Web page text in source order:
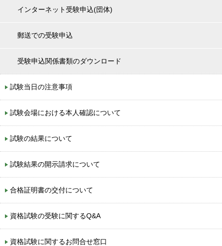
インターネット受験申込(団体)
郵送での受験申込
受験申込関係書類のダウンロード
試験当日の注意事項
試験会場における本人確認について
試験の結果について
試験結果の開示請求について
合格証明書の交付について
資格試験の受験に関するQ&A
資格試験に関するお問合せ窓口